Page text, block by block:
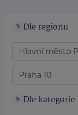
Dle regionu
Dle kategorie